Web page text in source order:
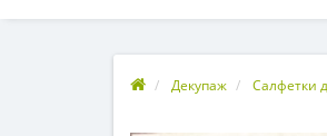
Декупаж Салфетки